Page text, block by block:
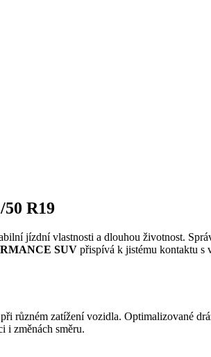
R19
jízdní vlastnosti a dlouhou životnost.
SUV přispívá k jistému kontaktu s
různém zatížení vozidla. Optimalizované
i změnách směru.